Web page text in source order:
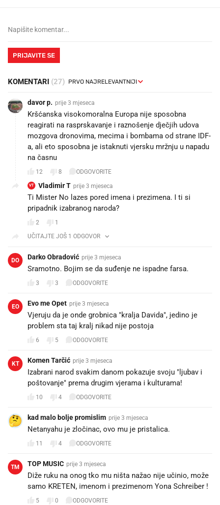
PRIJAVITE SE
KOMENTARI (27)
davor p. prije 3 mjeseca
Kršćanska visokomoralna Europa nije sposobna
reagirati na rasprskavanje i raznošenje dječjih udova
mozgova dronovima, mecima i bombama od strane IDF-
a, ali eto sposobna je istaknuti vjersku mržnju u napadu
na časnu
12 8 ODGOVORITE
VT Vladimir T prije 3 mjeseca
Ti Mister No lazes pored imena i prezimena. I ti si
pripadnik izabranog naroda?
2
1
UČITAJTE JOŠ 1 ODGOVOR
DO Darko Obradović prije 3 mjeseca
Sramotno. Bojim se da suđenje ne ispadne farsa.
3 3 ODGOVORITE
EO Evo me Opet prije 3 mjeseca
Vjeruju da je onde grobnica "kralja Davida", jedino je
problem sta taj kralj nikad nije postoja 😁
6 5 ODGOVORITE
KT Komen Tarčić prije 3 mjeseca
Izabrani narod svakim danom pokazuje svoju "ljubav i
poštovanje" prema drugim vjerama i kulturama!
10 4 ODGOVORITE
kad malo bolje promislim prije 3 mjeseca
Netanyahu je zločinac, ovo mu je pristalica.
11 4 ODGOVORITE
TM TOP MUSIC prije 3 mjeseca
Diže ruku na onog tko mu ništa nažao nije učinio, može
samo KRETEN, imenom i prezimenom Yona Schreiber !
5 0 ODGOVORITE